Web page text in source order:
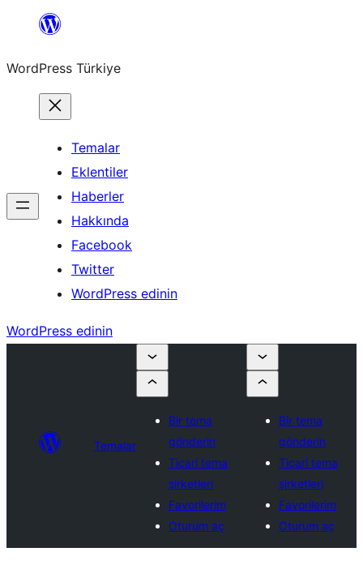
İçeriğe
WordPress Türkiye
Temalar
Eklentiler
Haberler
Hakkında
Facebook
Twitter
WordPress edinin
WordPress edinin
Temalar
Bir tema
gönderin
Ticari tema
şirketleri
Favorilerim
Oturum aç
Bir tema
gönderin
Ticari tema
şirketleri
Favorilerim
Oturum aç